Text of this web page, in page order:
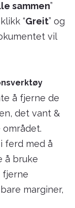
sammen”
“Greit” og
vil
å fjerne de
det vant &
ferd med å
å bruke
fjerne
marginer,